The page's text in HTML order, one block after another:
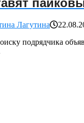
Лагутина
подрядчика